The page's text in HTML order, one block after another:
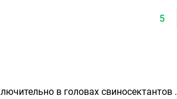
5
в головах свиносектантов .